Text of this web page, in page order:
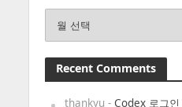
Recent Comments
thankyu - Codex 로그